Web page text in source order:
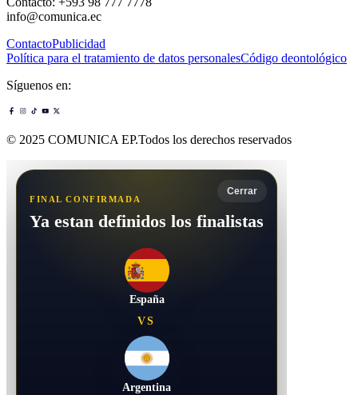
info@comunica.ec
ContactoPublicidad
Política para el tratamiento de datos personalesCódigo deontológico
Síguenos en:
© 2025 COMUNICA EP.Todos los derechos reservados
Cerrar
FINAL CONFIRMADA
Ya estan definidos los finalistas
España
VS
Argentina